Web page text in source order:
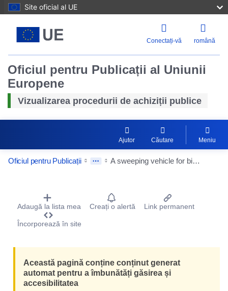
Site oficial al UE
Conectați-vă română
Oficiul pentru Publicații al Uniunii
Europene
Vizualizarea procedurii de achiziții publice
Ajutor Căutare Meniu
Oficiul pentru Publicații A sweeping vehicle for biogas to Øvre Romerike waste company ØRAS
Procurement Detail Actions Portlet
Adaugă la lista mea Creați o alertă Link permanent
Încorporează în site
Această pagină conține conținut generat
automat pentru a îmbunătăți găsirea și
accesibilitatea